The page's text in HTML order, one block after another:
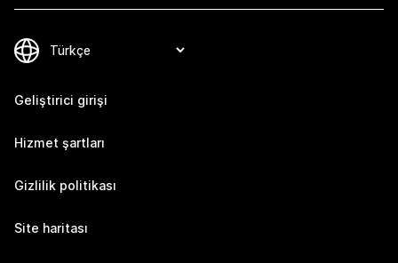
Geliştirici girişi
Hizmet şartları
Gizlilik politikası
Site haritası